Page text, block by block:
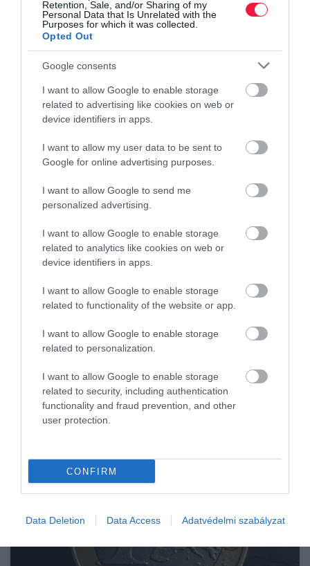
Retention, Sale, and/or Sharing of my
Personal Data that Is Unrelated with the
Purposes for which it was collected.
Opted Out
Google consents
I want to allow Google to enable storage
related to advertising like cookies on web or
device identifiers in apps.
I want to allow my user data to be sent to
Google for online advertising purposes.
I want to allow Google to send me
personalized advertising.
I want to allow Google to enable storage
related to analytics like cookies on web or
device identifiers in apps.
I want to allow Google to enable storage
related to functionality of the website or app.
I want to allow Google to enable storage
related to personalization.
I want to allow Google to enable storage
related to security, including authentication
functionality and fraud prevention, and other
user protection.
CONFIRM
Data Deletion Data Access Adatvédelmi szabályzat
Ekkor jön augusztusban a nyugdíj és a családi
pótlék
Augusztus 12-én érkezik a nyugdíj ebben a hónapban. Családi
augusztus 24-én. És jön az érintetteknek a most bevezetett…